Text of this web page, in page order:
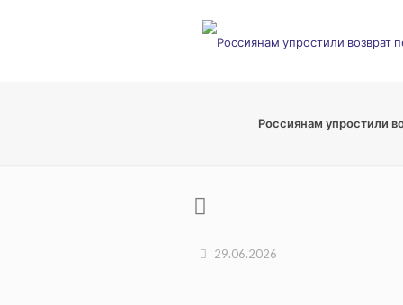
Россиянам упростили
29.06.2026